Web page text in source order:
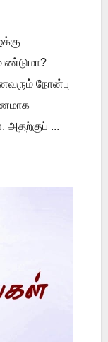
நோன்பு
அதற்குப் ...